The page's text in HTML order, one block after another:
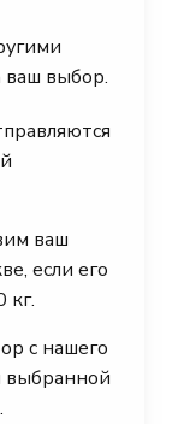
выбор.
ваш
если его
кг.
с нашего
выбранной